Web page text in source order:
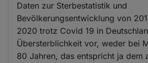
Daten zur Sterbestatistik und
Bevölkerungsentwicklung von
2020 trotz Covid 19 in
Übersterblichkeit vor, weder bei
80 Jahren, das entspricht ja dem